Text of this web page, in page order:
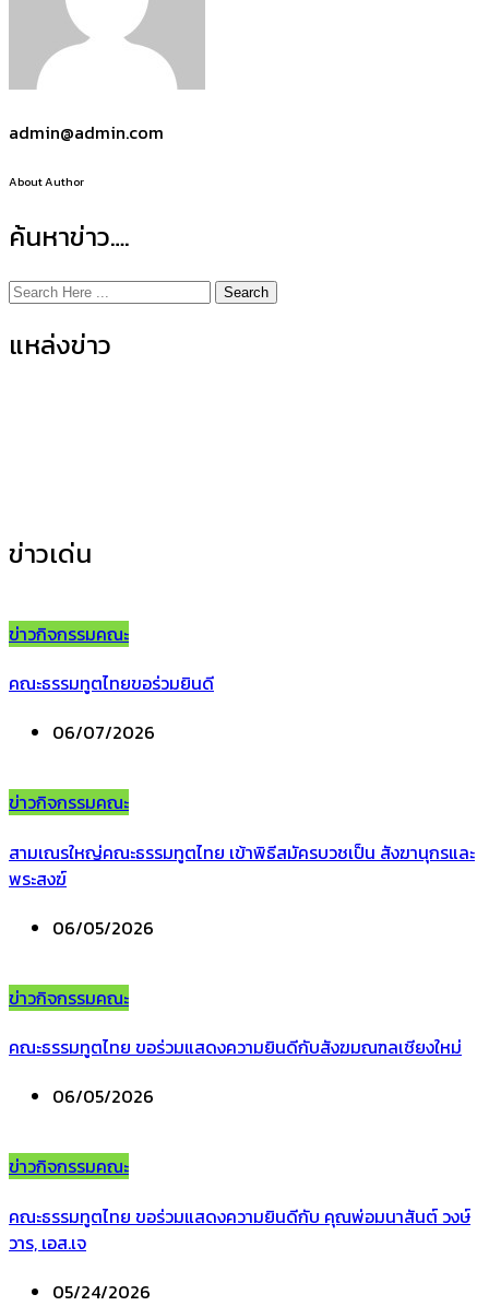
admin@admin.com
About Author
ค้นหาข่าว….
Search
แหล่งข่าว
ข่าวเด่น
ข่าวกิจกรรมคณะ
คณะธรรมทูตไทยขอร่วมยินดี
06/07/2026
ข่าวกิจกรรมคณะ
สามเณรใหญ่คณะธรรมทูตไทย เข้าพิธีสมัครบวชเป็น สังฆานุกรและ
พระสงฆ์
06/05/2026
ข่าวกิจกรรมคณะ
คณะธรรมทูตไทย ขอร่วมแสดงความยินดีกับสังฆมณฑลเชียงใหม่
06/05/2026
ข่าวกิจกรรมคณะ
คณะธรรมทูตไทย ขอร่วมแสดงความยินดีกับ คุณพ่อมนาสันต์ วงษ์
วาร, เอส.เจ
05/24/2026